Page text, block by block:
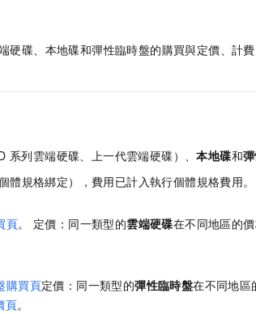
硬碟、本地碟和彈性臨時盤的購買與定價、計
系列雲端硬碟、上一代雲端硬碟）、本地碟和
體規格綁定），費用已計入執行個體規格費用。
頁。 定價：同一類型的雲端硬碟在不同地區的
購買頁定價：同一類型的彈性臨時盤在不同地區
頁。